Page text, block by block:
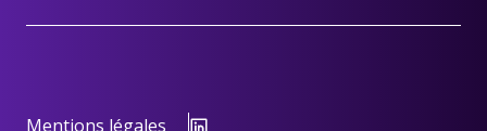
Mentions légales